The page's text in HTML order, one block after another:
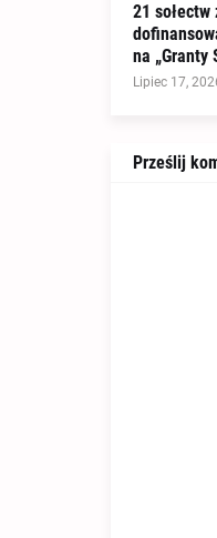
21
na „Granty
Lipiec 17,
Prześlij